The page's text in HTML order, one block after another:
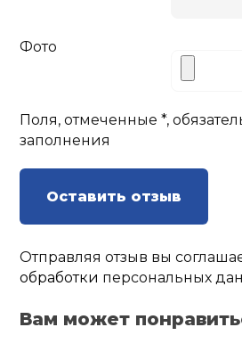
Фото
Поля, отмеченные *,
заполнения
Оставить отзыв
Отправляя отзыв вы
обработки персональных
Вам может